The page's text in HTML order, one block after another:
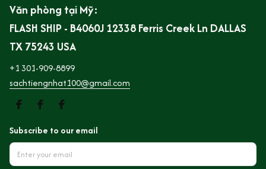
Văn phòng tại Mỹ:
FLASH SHIP - B4060J 12338 Ferris Creek Ln DALLAS
TX 75243 USA
+1 301-909-8899
sachtiengnhat100@gmail.com
Subscribe to our email